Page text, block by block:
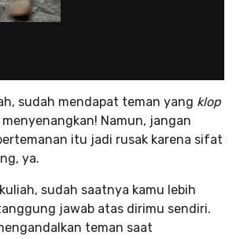
sudah mendapat teman yang klop
Namun, jangan
itu jadi rusak karena sifat
ya.
sudah saatnya kamu lebih
jawab atas dirimu sendiri.
teman saat